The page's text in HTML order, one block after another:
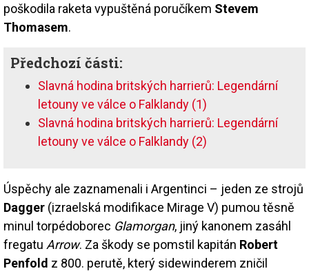
poškodila raketa vypuštěná poručíkem Stevem
Thomasem.
Předchozí části:
Slavná hodina britských harrierů: Legendární
letouny ve válce o Falklandy (1)
Slavná hodina britských harrierů: Legendární
letouny ve válce o Falklandy (2)
Úspěchy ale zaznamenali i Argentinci – jeden ze strojů
Dagger (izraelská modifikace Mirage V) pumou těsně
minul torpédoborec Glamorgan, jiný kanonem zasáhl
fregatu Arrow. Za škody se pomstil kapitán Robert
Penfold z 800. perutě, který sidewinderem zničil